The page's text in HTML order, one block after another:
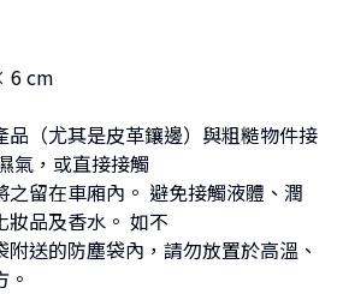
6 cm
品（尤其是皮革鑲邊）與粗糙物件接
氣，或直接接觸
留在車廂內。 避免接觸液體、潤
妝品及香水。 如不
送的防塵袋內，請勿放置於高溫、